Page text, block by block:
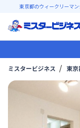
東京都のウィークリーマ
ミスタービジネス 東京